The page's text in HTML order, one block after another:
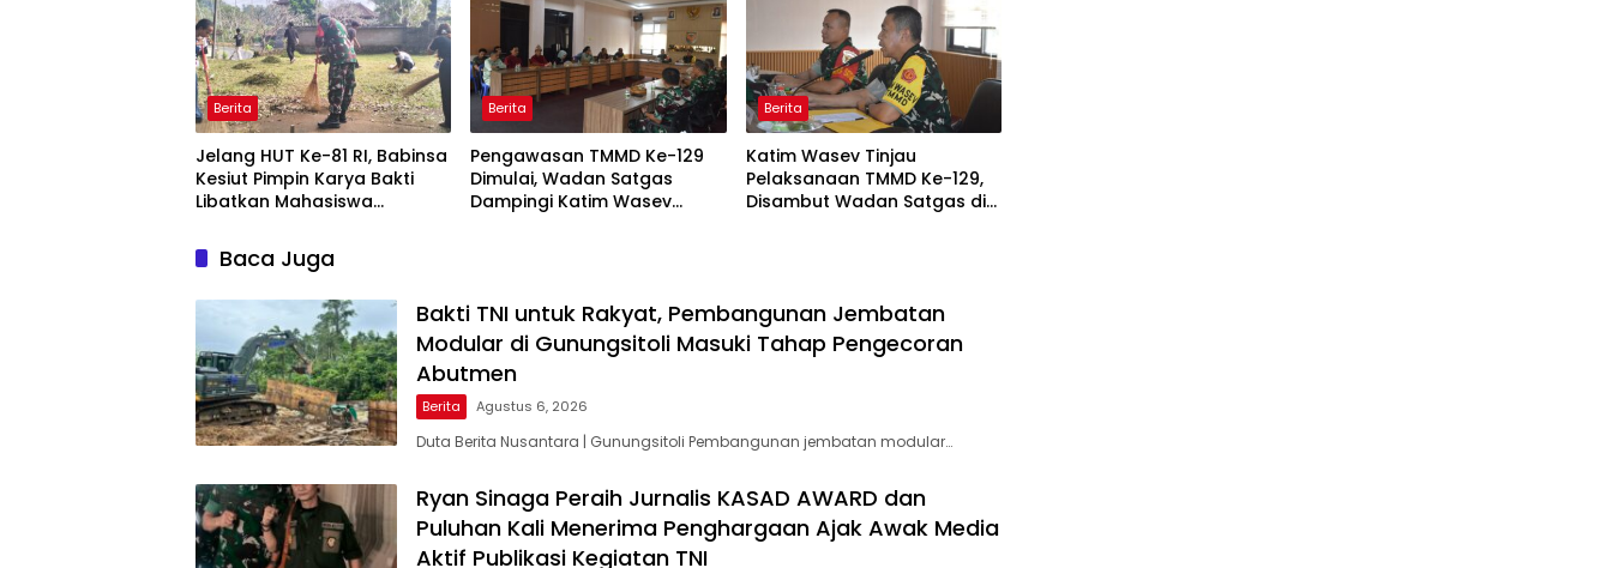
Berita
Jelang HUT Ke-81 RI, Babinsa
Kesiut Pimpin Karya Bakti
Libatkan Mahasiswa
Berita
Pengawasan TMMD Ke-129
Dimulai, Wadan Satgas
Dampingi Katim Wasev
Berita
Katim Wasev Tinjau
Pelaksanaan TMMD Ke-129,
Disambut Wadan Satgas di
Baca Juga
Bakti TNI untuk Rakyat, Pembangunan Jembatan
Modular di Gunungsitoli Masuki Tahap Pengecoran
Abutmen
Berita Agustus 6, 2026
Duta Berita Nusantara | Gunungsitoli Pembangunan jembatan modular…
Ryan Sinaga Peraih Jurnalis KASAD AWARD dan
Puluhan Kali Menerima Penghargaan Ajak Awak Media
Aktif Publikasi Kegiatan TNI